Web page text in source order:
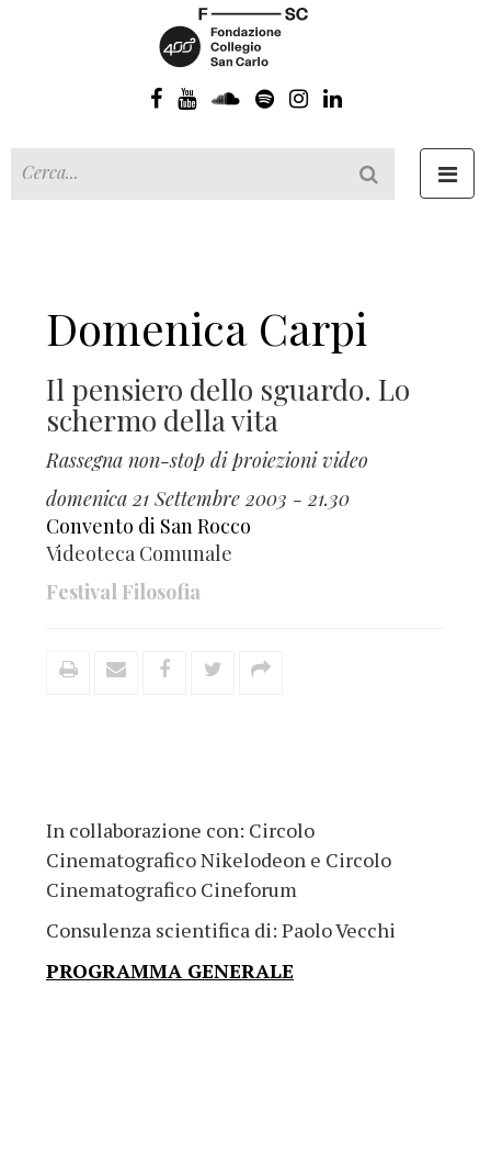
Domenica Carpi
Il pensiero dello sguardo. Lo
schermo della vita
Rassegna non-stop di proiezioni video
domenica 21 Settembre 2003 - 21.30
Convento di San Rocco
Videoteca Comunale
Festival Filosofia
In collaborazione con: Circolo
Cinematografico Nikelodeon e Circolo
Cinematografico Cineforum
Consulenza scientifica di: Paolo Vecchi
PROGRAMMA GENERALE